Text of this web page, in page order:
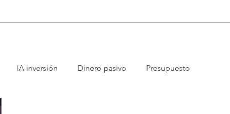
IA inversión Dinero pasivo Presupuesto